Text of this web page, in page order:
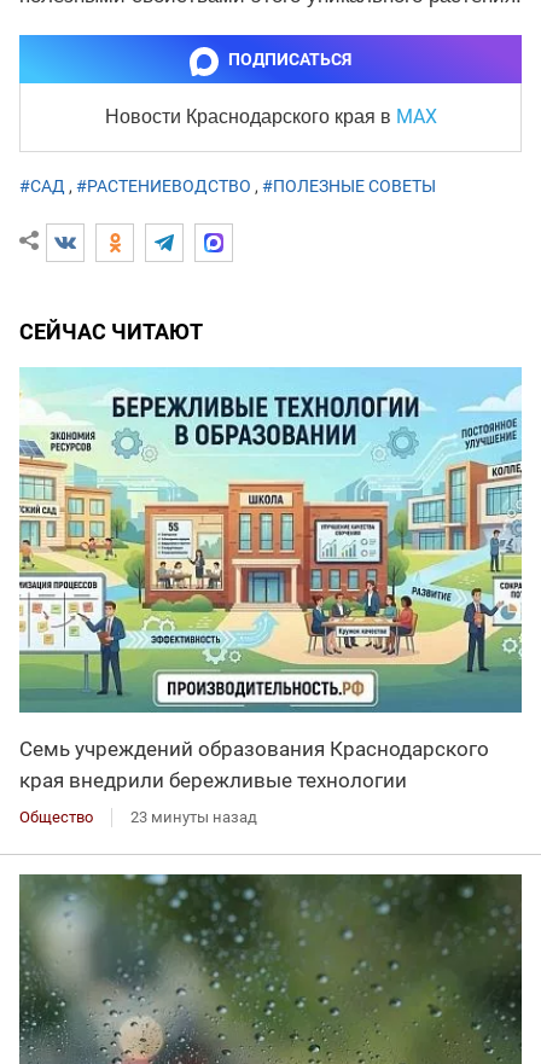
ПОДПИСАТЬСЯ
Новости Краснодарского края в MAX
#САД, #РАСТЕНИЕВОДСТВО , #ПОЛЕЗНЫЕ СОВЕТЫ
СЕЙЧАС ЧИТАЮТ
Семь учреждений образования Краснодарского
края внедрили бережливые технологии
Общество 23 минуты назад